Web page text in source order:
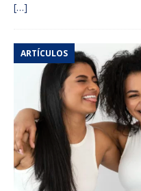
[…]
ARTÍCULOS